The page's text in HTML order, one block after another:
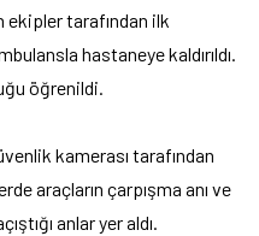
ekipler tarafından ilk
hastaneye kaldırıldı.
öğrenildi.
kamerası tarafından
araçların çarpışma anı ve
anlar yer aldı.